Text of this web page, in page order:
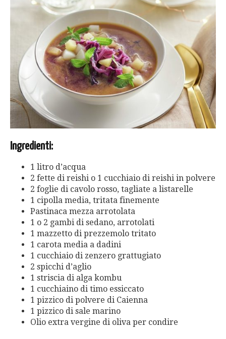
Ingredienti:
1 litro d’acqua
2 fette di reishi o 1 cucchiaio di reishi in polvere
2 foglie di cavolo rosso, tagliate a listarelle
1 cipolla media, tritata finemente
Pastinaca mezza arrotolata
1 o 2 gambi di sedano, arrotolati
1 mazzetto di prezzemolo tritato
1 carota media a dadini
1 cucchiaio di zenzero grattugiato
2 spicchi d’aglio
1 striscia di alga kombu
1 cucchiaino di timo essiccato
1 pizzico di polvere di Caienna
1 pizzico di sale marino
Olio extra vergine di oliva per condire